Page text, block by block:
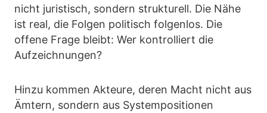
nicht juristisch, sondern strukturell. Die Nähe
ist real, die Folgen politisch folgenlos. Die
offene Frage bleibt: Wer kontrolliert die
Aufzeichnungen?
Hinzu kommen Akteure, deren Macht nicht aus
Ämtern, sondern aus Systempositionen